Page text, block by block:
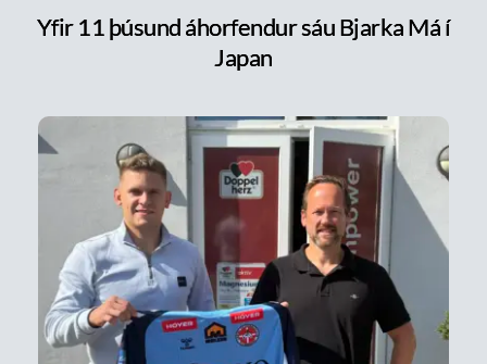
Yfir 11 þúsund áhorfendur sáu Bjarka Má í
Japan